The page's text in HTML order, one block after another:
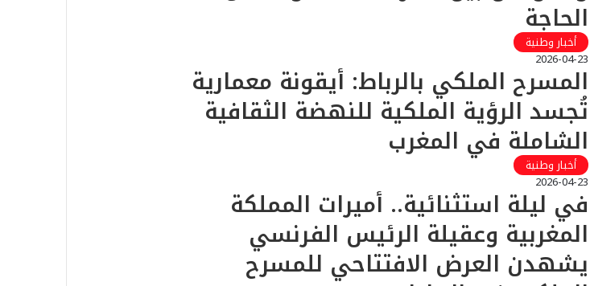
الحاجة
أخبار وطنية
2026-04-23
المسرح الملكي بالرباط: أيقونة معمارية
تُجسد الرؤية الملكية للنهضة الثقافية
الشاملة في المغرب
أخبار وطنية
2026-04-23
في ليلة استثنائية.. أميرات المملكة
المغربية وعقيلة الرئيس الفرنسي
يشهدن العرض الافتتاحي للمسرح